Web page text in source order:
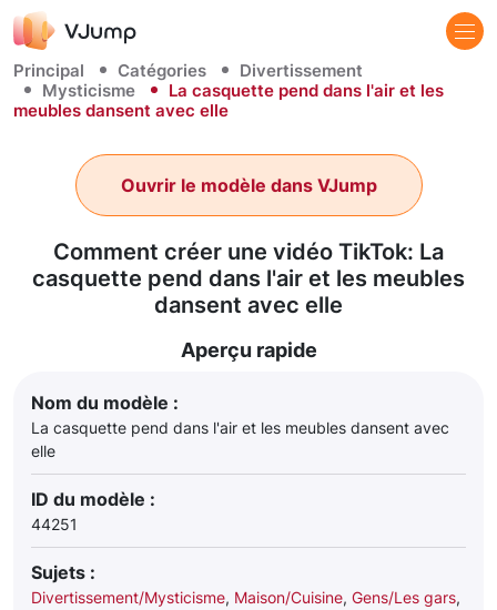
Principal Catégories
Divertissement
Mysticisme
La casquette pend dans l'air et les
meubles dansent avec elle
Comment créer une vidéo TikTok: La
casquette pend dans l'air et les meubles
dansent avec elle
Ouvrir le modèle dans VJump
Aperçu rapide
Nom du modèle :
La casquette pend dans l'air et les meubles dansent avec
elle
ID du modèle :
44251
Sujets :
Divertissement/Mysticisme, Maison/Cuisine, Gens/Les gars,